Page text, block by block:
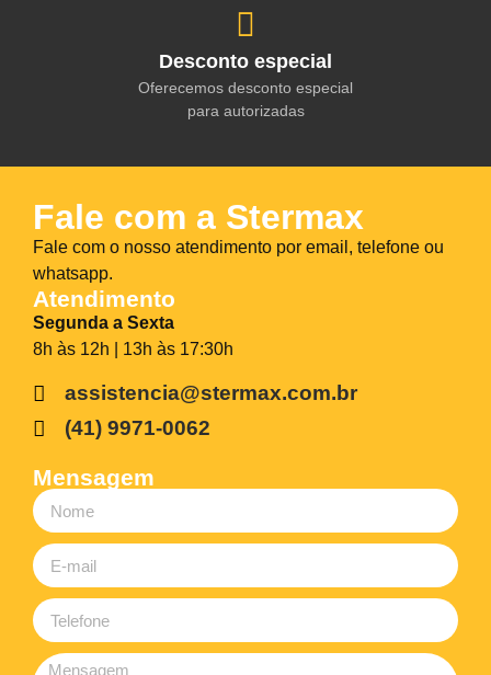
Desconto especial
Oferecemos desconto especial
para autorizadas
Fale com a Stermax
Fale com o nosso atendimento por email, telefone ou
whatsapp.
Atendimento
Segunda a Sexta
8h às 12h | 13h às 17:30h
assistencia@stermax.com.br
(41) 9971-0062
Mensagem